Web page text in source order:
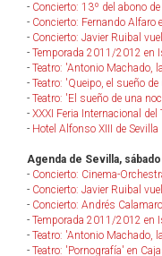
- Concierto: 13º del abono
- Concierto: Fernando Alfaro
- Concierto: Javier Ruibal
- Temporada 2011/2012 en
- Teatro: 'Antonio Machado,
- Teatro: 'Queipo, el sueño de
- Teatro: 'El sueño de una
- XXXI Feria Internacional del
- Hotel Alfonso XIII de Sevilla
Agenda de Sevilla,
- Concierto: Cinema-
- Concierto: Javier Ruibal
- Concierto: Andrés
- Temporada 2011/2012 en
- Teatro: 'Antonio Machado,
- Teatro: 'Pornografía' en